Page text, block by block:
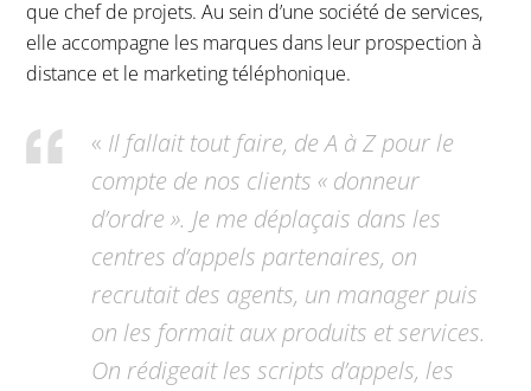
que chef de projets. Au sein d’une société de services,
elle accompagne les marques dans leur prospection à
distance et le marketing téléphonique.
« Il fallait tout faire, de A à Z pour le
compte de nos clients « donneur
d’ordre ». Je me déplaçais dans les
centres d’appels partenaires, on
recrutait des agents, un manager puis
on les formait aux produits et services.
On rédigeait les scripts d’appels, les